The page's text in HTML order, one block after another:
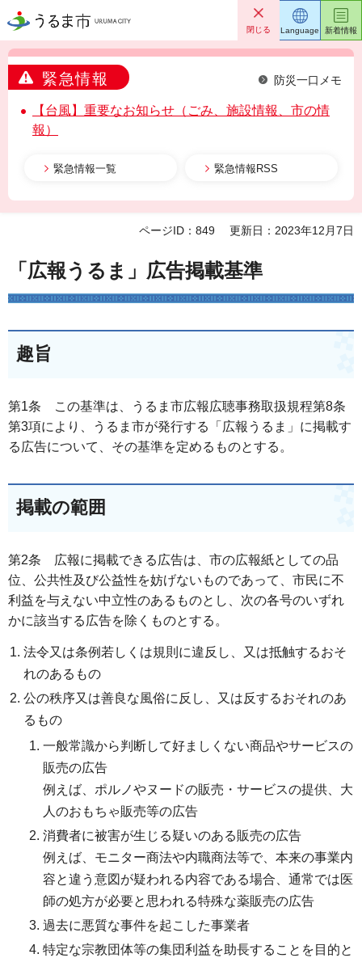
うるま市 閉じる
緊急情報 防災一口メモ
【台風】重要なお知らせ（ごみ、施設情報、市の情
報）
緊急情報一覧 緊急情報RSS
Language 新着情報
ページID：849 更新日：2023年12月7日
「広報うるま」広告掲載基準
趣旨
第1条 この基準は、うるま市広報広聴事務取扱規程第8条
第3項により、うるま市が発行する「広報うるま」に掲載す
る広告について、その基準を定めるものとする。
掲載の範囲
第2条 広報に掲載できる広告は、市の広報紙としての品
位、公共性及び公益性を妨げないものであって、市民に不
利益を与えない中立性のあるものとし、次の各号のいずれ
かに該当する広告を除くものとする。
法令又は条例若しくは規則に違反し、又は抵触するおそ
れのあるもの
公の秩序又は善良な風俗に反し、又は反するおそれのあ
るもの
一般常識から判断して好ましくない商品やサービスの
販売の広告
例えば、ポルノやヌードの販売・サービスの提供、大
人のおもちゃ販売等の広告
消費者に被害が生じる疑いのある販売の広告
例えば、モニター商法や内職商法等で、本来の事業内
容と違う意図が疑われる内容である場合、通常では医
師の処方が必要と思われる特殊な薬販売の広告
過去に悪質な事件を起こした事業者
特定な宗教団体等の集団利益を助長することを目的と